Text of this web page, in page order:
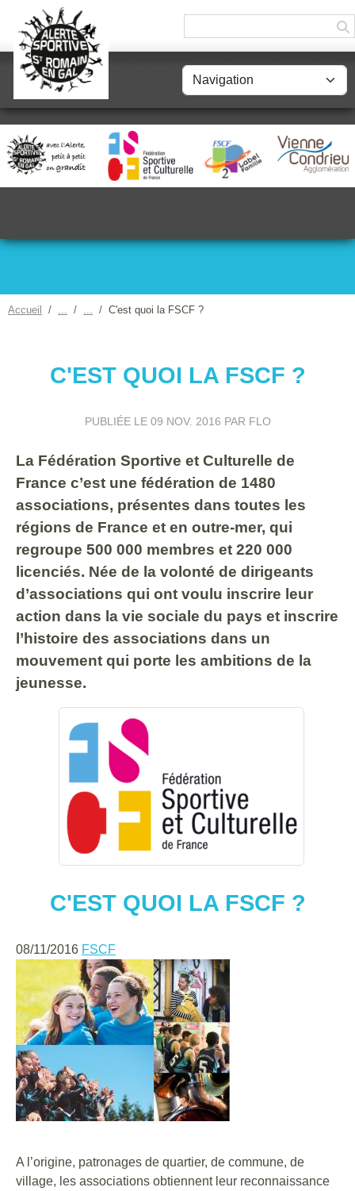
Accueil C'est quoi la FSCF ?
C'EST QUOI LA FSCF ?
PUBLIÉE LE 09 NOV. 2016 PAR FLO
La Fédération Sportive et Culturelle de
France c’est une fédération de 1480
associations, présentes dans toutes les
régions de France et en outre-mer, qui
regroupe 500 000 membres et 220 000
licenciés. Née de la volonté de dirigeants
d’associations qui ont voulu inscrire leur
action dans la vie sociale du pays et inscrire
l’histoire des associations dans un
mouvement qui porte les ambitions de la
jeunesse.
C'EST QUOI LA FSCF ?
08/11/2016 FSCF
A l’origine, patronages de quartier, de commune, de
village, les associations obtiennent leur reconnaissance
Panneau de gestion des cookies